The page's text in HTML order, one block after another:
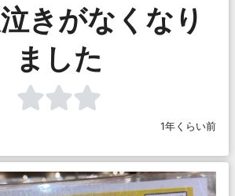
きがなくなり
ました
1年くらい前